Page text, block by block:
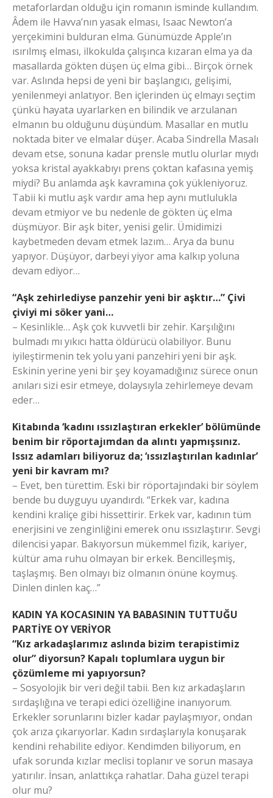
metaforlardan olduğu için romanın isminde kullandım.
Âdem ile Havva’nın yasak elması, Isaac Newton’a
yerçekimini bulduran elma. Günümüzde Apple’ın
ısırılmış elması, ilkokulda çalışınca kızaran elma ya da
masallarda gökten düşen üç elma gibi… Birçok örnek
var. Aslında hepsi de yeni bir başlangıcı, gelişimi,
yenilenmeyi anlatıyor. Ben içlerinden üç elmayı seçtim
çünkü hayata uyarlarken en bilindik ve arzulanan
elmanın bu olduğunu düşündüm. Masallar en mutlu
noktada biter ve elmalar düşer. Acaba Sindrella Masalı
devam etse, sonuna kadar prensle mutlu olurlar mıydı
yoksa kristal ayakkabıyı prens çoktan kafasına yemiş
miydi? Bu anlamda aşk kavramına çok yükleniyoruz.
Tabii ki mutlu aşk vardır ama hep aynı mutlulukla
devam etmiyor ve bu nedenle de gökten üç elma
düşmüyor. Bir aşk biter, yenisi gelir. Ümidimizi
kaybetmeden devam etmek lazım… Arya da bunu
yapıyor. Düşüyor, darbeyi yiyor ama kalkıp yoluna
devam ediyor…
“Aşk zehirlediyse panzehir yeni bir aşktır…” Çivi
çiviyi mi söker yani…
– Kesinlikle… Aşk çok kuvvetli bir zehir. Karşılığını
bulmadı mı yıkıcı hatta öldürücü olabiliyor. Bunu
iyileştirmenin tek yolu yani panzehiri yeni bir aşk.
Eskinin yerine yeni bir şey koyamadığınız sürece onun
anıları sizi esir etmeye, dolaysıyla zehirlemeye devam
eder…
Kitabında ‘kadını ıssızlaştıran erkekler’ bölümünde
benim bir röportajımdan da alıntı yapmışsınız.
Issız adamları biliyoruz da; ‘ıssızlaştırılan kadınlar’
yeni bir kavram mı?
– Evet, ben türettim. Eski bir röportajındaki bir söylem
bende bu duyguyu uyandırdı. “Erkek var, kadına
kendini kraliçe gibi hissettirir. Erkek var, kadının tüm
enerjisini ve zenginliğini emerek onu ıssızlaştırır. Sevgi
dilencisi yapar. Bakıyorsun mükemmel fizik, kariyer,
kültür ama ruhu olmayan bir erkek. Bencilleşmiş,
taşlaşmış. Ben olmayı biz olmanın önüne koymuş.
Dinlen dinlen kaç…”
KADIN YA KOCASININ YA BABASININ TUTTUĞU
PARTİYE OY VERİYOR
“Kız arkadaşlarımız aslında bizim terapistimiz
olur” diyorsun? Kapalı toplumlara uygun bir
çözümleme mi yapıyorsun?
– Sosyolojik bir veri değil tabii. Ben kız arkadaşların
sırdaşlığına ve terapi edici özelliğine inanıyorum.
Erkekler sorunlarını bizler kadar paylaşmıyor, ondan
çok arıza çıkarıyorlar. Kadın sırdaşlarıyla konuşarak
kendini rehabilite ediyor. Kendimden biliyorum, en
ufak sorunda kızlar meclisi toplanır ve sorun masaya
yatırılır. İnsan, anlattıkça rahatlar. Daha güzel terapi
olur mu?